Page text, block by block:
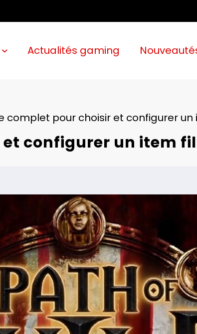
Actualités gaming
complet pour choisir et configurer un
configurer un item